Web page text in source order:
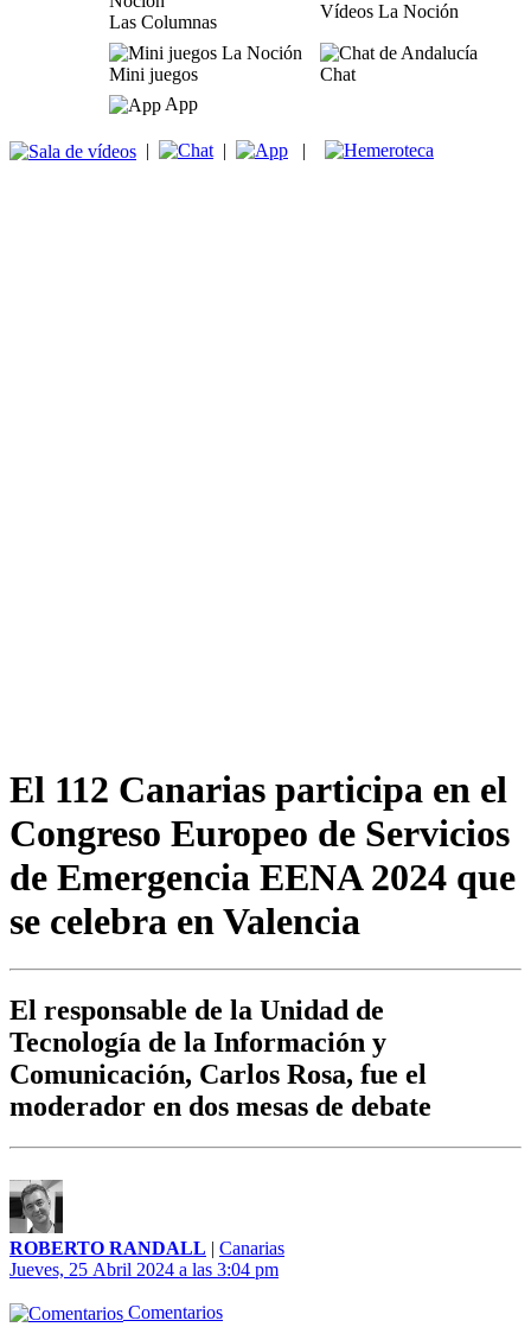
Las Columnas
Vídeos La Noción
Mini juegos
Chat
App
| | |
El 112 Canarias participa en el
Congreso Europeo de Servicios
de Emergencia EENA 2024 que
se celebra en Valencia
El responsable de la Unidad de
Tecnología de la Información y
Comunicación, Carlos Rosa, fue el
moderador en dos mesas de debate
ROBERTO RANDALL | Canarias
Jueves, 25 Abril 2024 a las 3:04 pm
Comentarios